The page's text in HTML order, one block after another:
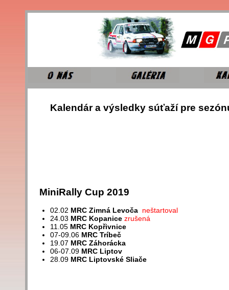
Kalendár a výsledky súťaží pre
MiniRally Cup 2019
02.02 MRC Zimná Levoča neštartoval
24.03 MRC Kopanice zrušená
11.05 MRC Kopřivnice
07-09.06 MRC Tríbeč
19.07 MRC Záhorácka
06-07.09MRC Liptov
28.09 MRC Liptovské Sliače